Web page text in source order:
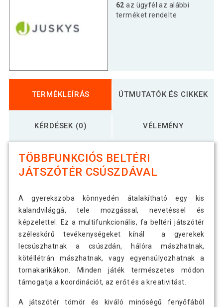
62 az ügyfél az alábbi
terméket rendelte
TERMÉKLEÍRÁS ÚTMUTATÓK ÉS CIKKEK
KÉRDÉSEK (0) VÉLEMÉNY
TÖBBFUNKCIÓS BELTÉRI
JÁTSZÓTÉR CSÚSZDÁVAL
A gyerekszoba könnyedén átalakítható egy kis
kalandvilággá, tele mozgással, nevetéssel és
képzelettel. Ez a multifunkcionális, fa beltéri játszótér
széleskörű tevékenységeket kínál a gyerekek
lecsúszhatnak a csúszdán, hálóra mászhatnak,
kötéllétrán mászhatnak, vagy egyensúlyozhatnak a
tornakarikákon. Minden játék természetes módon
támogatja a koordinációt, az erőt és a kreativitást.
A játszótér tömör és kiváló minőségű fenyőfából